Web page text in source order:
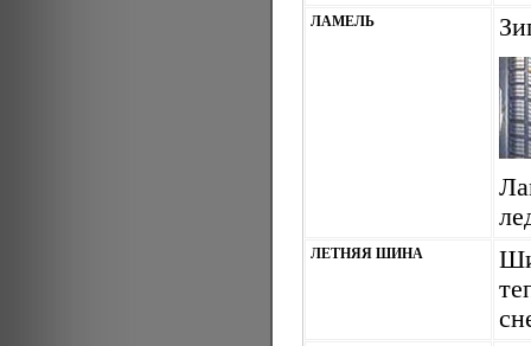
ЛАМЕЛЬ
ЛЕТНЯЯ ШИНА